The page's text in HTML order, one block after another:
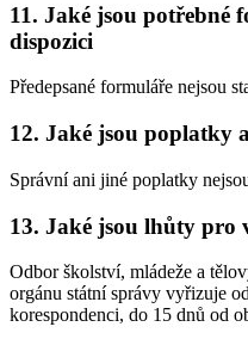
11. Jaké jsou potřebné
dispozici
Předepsané formuláře nejsou
12. Jaké jsou poplatky
Správní ani jiné poplatky
13. Jaké jsou lhůty pro
Odbor školství, mládeže a
orgánu státní správy vyřizuje
korespondenci, do 15 dnů od